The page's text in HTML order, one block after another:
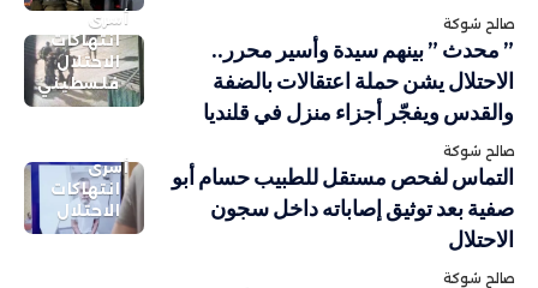
صالح شوكة
أسرى
انتهاكات
الاحتلال
فلسطيني
” محدث ” بينهم سيدة وأسير محرر..
الاحتلال يشن حملة اعتقالات بالضفة
والقدس ويفجّر أجزاء منزل في قلنديا
صالح شوكة
أسرى
انتهاكات
الاحتلال
التماس لفحص مستقل للطبيب حسام أبو
صفية بعد توثيق إصاباته داخل سجون
الاحتلال
صالح شوكة